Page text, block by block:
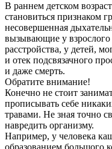
В раннем детском
становиться признаком
несовершенная
вызывающие у взрослого
расстройства, у детей,
и отек подсвязачного
и даже смерть.
Обратите внимание!
Конечно не стоит
прописывать себе
травами. Не зная точно
навредить организму.
Например, у человека
образованием большого